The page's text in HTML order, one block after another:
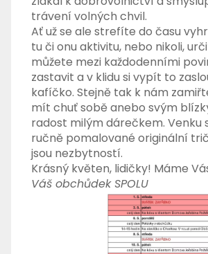
trávení volných chvil.
Ať už se ale strefíte do času
tu či onu aktivitu, nebo nikoli,
můžete mezi každodenními
zastavit a v klidu si vypít to
kafíčko. Stejně tak k nám
mít chuť sobě anebo svým
radost milým dárečkem. Venku
ručně pomalované originální
jsou nezbytností.
Krásný květen, lidičky! Máme
Váš obchůdek SPOLU